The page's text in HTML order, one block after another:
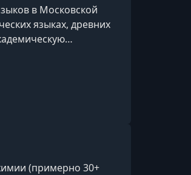
в Московской
языках, древних
(примерно 30+